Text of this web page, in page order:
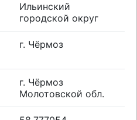
Ильинский
городской округ
г. Чёрмоз
г. Чёрмоз
Молотовской обл.